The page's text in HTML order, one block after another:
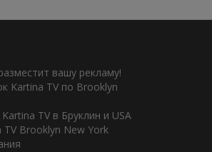
вашу рекламу!
Kartina TV по Brooklyn
TV в Бруклин и USA
TV Brooklyn New York